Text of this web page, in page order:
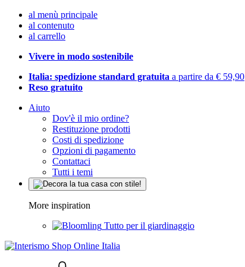
al menù principale
al contenuto
al carrello
Vivere in modo sostenibile
Italia: spedizione standard gratuita a partire da € 59,90
Reso gratuito
Aiuto
Dov'è il mio ordine?
Restituzione prodotti
Costi di spedizione
Opzioni di pagamento
Contattaci
Tutti i temi
More inspiration
Tutto per il giardinaggio